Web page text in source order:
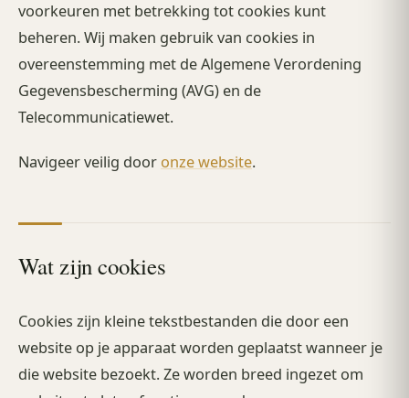
voorkeuren met betrekking tot cookies kunt
beheren. Wij maken gebruik van cookies in
overeenstemming met de Algemene Verordening
Gegevensbescherming (AVG) en de
Telecommunicatiewet.
Navigeer veilig door onze website.
Wat zijn cookies
Cookies zijn kleine tekstbestanden die door een
website op je apparaat worden geplaatst wanneer je
die website bezoekt. Ze worden breed ingezet om